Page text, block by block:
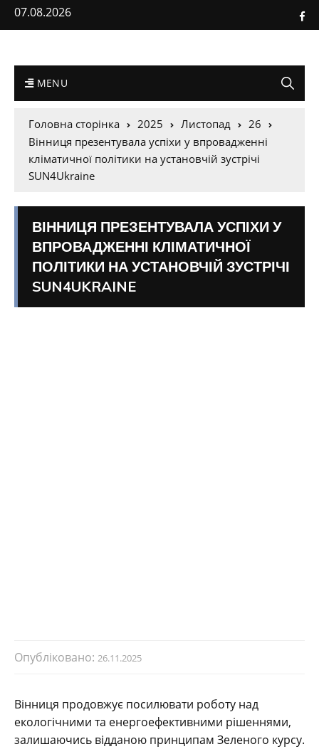
07.08.2026
MENU
Головна сторінка 2025 Листопад
26
Вінниця презентувала успіхи у впровадженні
кліматичної політики на установчій зустрічі
SUN4Ukraine
ВІННИЦЯ ПРЕЗЕНТУВАЛА УСПІХИ У
ВПРОВАДЖЕННІ КЛІМАТИЧНОЇ
ПОЛІТИКИ НА УСТАНОВЧІЙ ЗУСТРІЧІ
SUN4UKRAINE
Опубліковано: 26.11.2025
Вінниця продовжує посилювати роботу над
екологічними та енергоефективними рішеннями,
залишаючись відданою принципам Зеленого курсу.